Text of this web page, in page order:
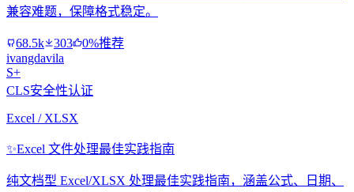
兼容难题，保障格式稳定。
68.5k 303
0%推荐
ivangdavila
S+
CLS安全性认证
Excel / XLSX
✨Excel 文件处理最佳实践指南
纯文档型 Excel/XLSX 处理最佳实践指南，涵盖公式、日期、